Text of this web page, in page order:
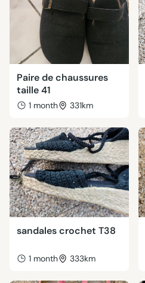
Paire de chaussures
taille 41
1 month 331km
sandales crochet T38
1 month 333km